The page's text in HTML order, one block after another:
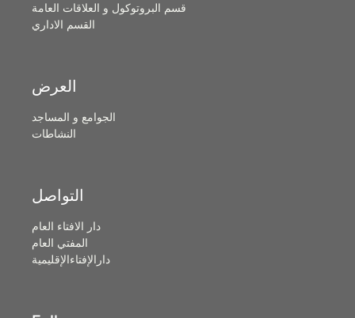
قسم البروتوكول و العلاقات العامة
القسم الاداري
العرض
الجوامع و المساجد
النشاطات
التواصل
دار الافتاء العام
المفتي العام
دارالإفتاءالإقليمية